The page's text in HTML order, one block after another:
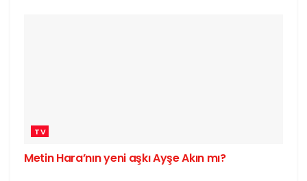
TV
Metin Hara’nın yeni aşkı Ayşe Akın mı?